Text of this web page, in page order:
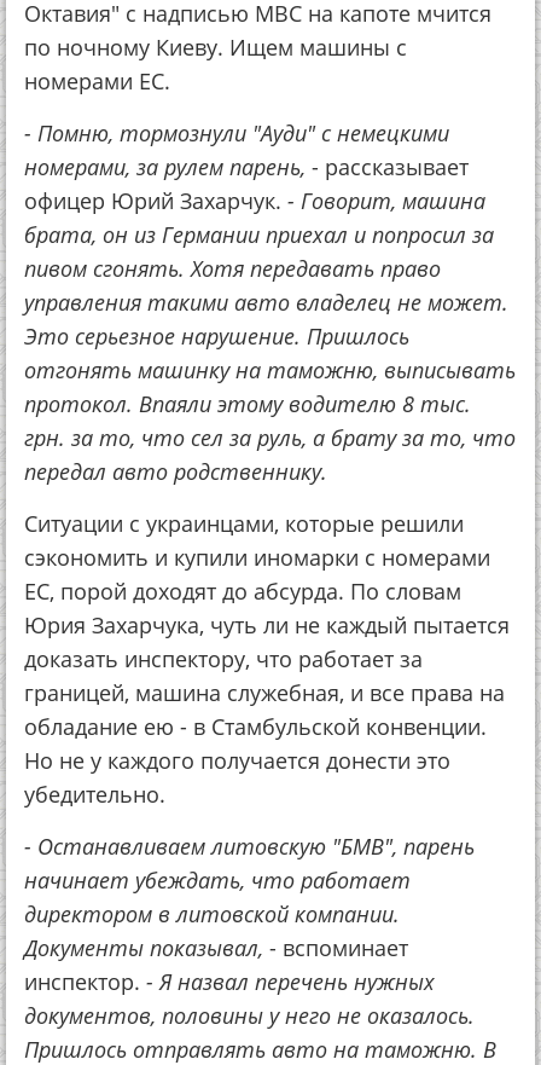
Октавия" с надписью МВС на капоте мчится
по ночному Киеву. Ищем машины с
номерами ЕС.
- Помню, тормознули "Ауди" с немецкими
номерами, за рулем парень, - рассказывает
офицер Юрий Захарчук. - Говорит, машина
брата, он из Германии приехал и попросил за
пивом сгонять. Хотя передавать право
управления такими авто владелец не может.
Это серьезное нарушение. Пришлось
отгонять машинку на таможню, выписывать
протокол. Впаяли этому водителю 8 тыс.
грн. за то, что сел за руль, а брату за то, что
передал авто родственнику.
Ситуации с украинцами, которые решили
сэкономить и купили иномарки с номерами
ЕС, порой доходят до абсурда. По словам
Юрия Захарчука, чуть ли не каждый пытается
доказать инспектору, что работает за
границей, машина служебная, и все права на
обладание ею - в Стамбульской конвенции.
Но не у каждого получается донести это
убедительно.
- Останавливаем литовскую "БМВ", парень
начинает убеждать, что работает
директором в литовской компании.
Документы показывал, - вспоминает
инспектор. - Я назвал перечень нужных
документов, половины у него не оказалось.
Пришлось отправлять авто на таможню. В